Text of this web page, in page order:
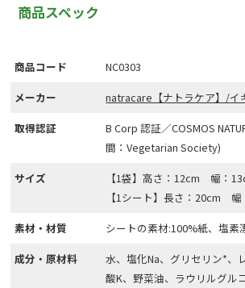
商品スペック
商品コード
NC0303
メーカー
natracare【ナトラケア】/イ
取得認証
B Corp 認証／COSMOS
間：Vegetarian Society)
サイズ
【1袋】高さ：12cm 幅：
【1シート】長さ：20cm 幅
素材・材質
シートの素材:100%紙、塩素
成分・原材料
水、塩化Na、グリセリン*、
酸K、野菜油、ラウリルグル